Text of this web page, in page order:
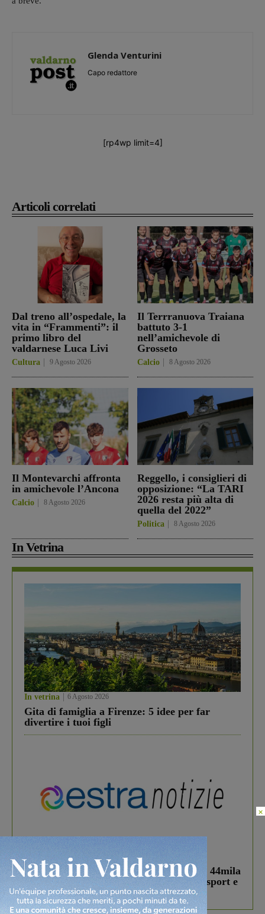
Articoli correlati
Dal treno all’ospedale, la
vita in “Frammenti”: il
primo libro del
valdarnese Luca Livi
Cultura 9 Agosto 2026
Il Terrranuova Traiana
battuto 3-1
nell’amichevole di
Grosseto
Calcio 8 Agosto 2026
Il Montevarchi affronta
in amichevole l’Ancona
Calcio 8 Agosto 2026
Reggello, i consiglieri di
opposizione: “La TARI
2026 resta più alta di
quella del 2022”
Politica 8 Agosto 2026
In Vetrina
In vetrina 6 Agosto 2026
Gita di famiglia a Firenze: 5 idee per far
divertire i tuoi figli
In vetrina
Estra Notizie agosto: Smart Cities, oltre 44mila
studenti coinvolti, torna il bando per lo sport e
debutta il podcast Estrair
Glenda Venturini
Capo redattore
[rp4wp limit=4]
×